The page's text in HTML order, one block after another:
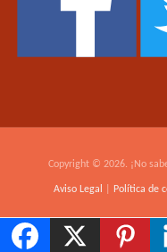
Copyright © 2026. ¡No
Aviso Legal Política de